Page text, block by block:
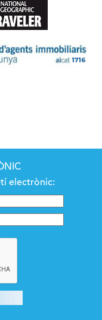
electrònic: